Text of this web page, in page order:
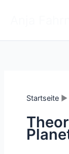
Startseite